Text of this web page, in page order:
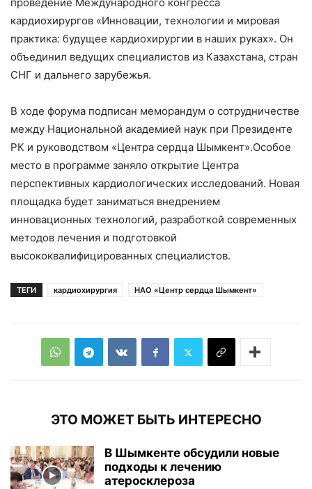
кардиохирургов «Инновации, технологии и мировая
практика: будущее кардиохирургии в наших руках». Он
объединил ведущих специалистов из Казахстана, стран
СНГ и дальнего зарубежья.
В ходе форума подписан меморандум о сотрудничестве
между Национальной академией наук при Президенте
РК и руководством «Центра сердца Шымкент».Особое
место в программе заняло открытие Центра
перспективных кардиологических исследований. Новая
площадка будет заниматься внедрением
инновационных технологий, разработкой современных
методов лечения и подготовкой
высококвалифицированных специалистов.
ТЕГИ кардиохирургия НАО «Центр сердца Шымкент»
ЭТО МОЖЕТ БЫТЬ ИНТЕРЕСНО
В Шымкенте обсудили новые
подходы к лечению
атеросклероза